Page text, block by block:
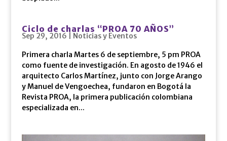
Ciclo de charlas “PROA 70 AÑOS”
Sep 29, 2016 Noticias y Eventos
Primera charla Martes 6 de septiembre, 5 pm PROA
como fuente de investigación. En agosto de 1946 el
arquitecto Carlos Martínez, junto con Jorge Arango
y Manuel de Vengoechea, fundaron en Bogotá la
Revista PROA, la primera publicación colombiana
especializada en...